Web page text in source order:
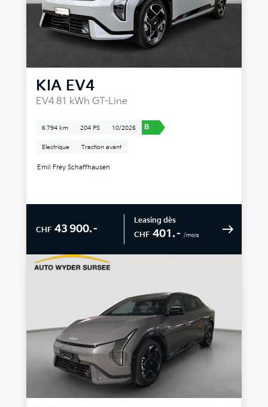
KIA EV4
EV4 81 kWh GT-Line
6 794 km 204 PS 10/2025 B
Electrique Traction avant
Emil Frey Schaffhausen
CHF 43 900.–
Leasing dès
CHF 401.– /mois